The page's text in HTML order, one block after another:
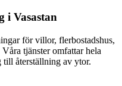
i Vasastan
för villor, flerbostadshus,
tjänster omfattar hela
återställning av ytor.